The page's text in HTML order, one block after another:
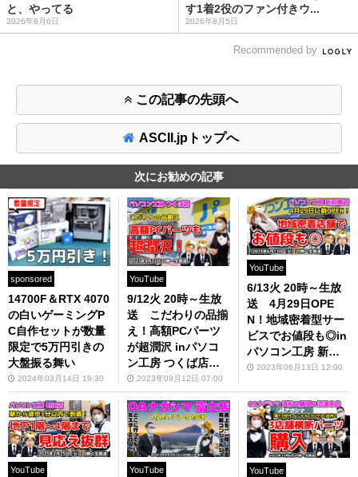
と、やってる
2026年8月6日
す1着2役のファン付きウ...
2026年8月5日
Recommended by
この記事の先頭へ
ASCII.jpトップへ
次にお勧めの記事
sponsored
14700F＆RTX 4070
の白いゲーミングP
C自作セットが数量
限定で5万円引きの
大盤振る舞い
2024年03月14日 19:30
YouTube
9/12火 20時～生放
送 こだわりの品揃
え！高額PCパーツ
が超潤沢 inパソコ
ン工房 つくば店
【ジサトラコンシェ
ルジュ】
2023年09月12日 07:00
YouTube
6/13火 20時～生放
送 4月29日OPE
N！地域密着型サー
ビスでお値段も◎in
パソコン工房 新前
橋店【ジサトラコン
2023年06月13日 12:00
YouTube YouTube YouTube